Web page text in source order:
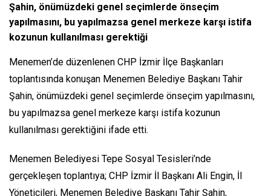
Şahin, önümüzdeki genel seçimlerde önseçim
yapılmasını, bu yapılmazsa genel merkeze karşı istifa
kozunun kullanılması gerektiği
Menemen’de düzenlenen CHP İzmir İlçe Başkanları
toplantısında konuşan Menemen Belediye Başkanı Tahir
Şahin, önümüzdeki genel seçimlerde önseçim yapılmasını,
bu yapılmazsa genel merkeze karşı istifa kozunun
kullanılması gerektiğini ifade etti.
Menemen Belediyesi Tepe Sosyal Tesisleri’nde
gerçekleşen toplantıya; CHP İzmir İl Başkanı Ali Engin, İl
Yöneticileri, Menemen Belediye Başkanı Tahir Şahin,